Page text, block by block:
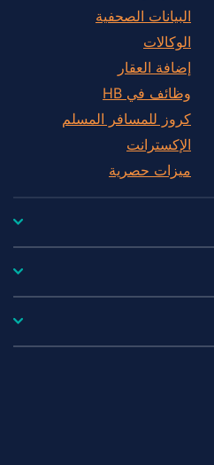
البيانات الصحفية
الوكالات
إضافة العقار
وظائف في HB
كروز للمسافر المسلم
الإكسترانت
ميزات حصرية